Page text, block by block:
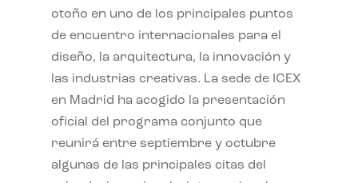
otoño en uno de los principales puntos
de encuentro internacionales para el
diseño, la arquitectura, la innovación y
las industrias creativas. La sede de ICEX
en Madrid ha acogido la presentación
oficial del programa conjunto que
reunirá entre septiembre y octubre
algunas de las principales citas del